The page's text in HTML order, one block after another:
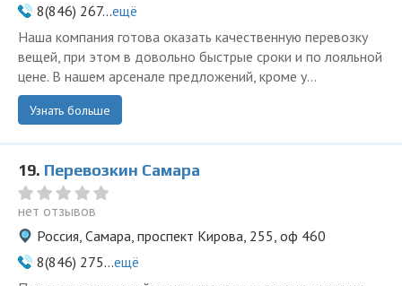
8(846) 267...ещё
Наша компания готова оказать качественную перевозку
вещей, при этом в довольно быстрые сроки и по лояльной
цене. В нашем арсенале предложений, кроме у...
Узнать больше
19. Перевозкин Самара
нет отзывов
Россия, Самара, проспект Кирова, 255, оф 460
8(846) 275...ещё